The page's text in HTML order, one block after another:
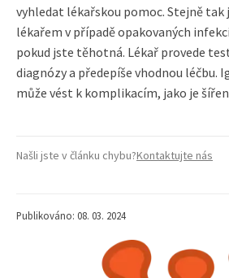
vyhledat lékařskou pomoc. Stejně
lékařem v případě opakovaných
pokud jste těhotná. Lékař provede
diagnózy a předepíše vhodnou léčbu.
může vést k komplikacím, jako je
Našli jste v článku chybu?Kontaktujte nás
Publikováno: 08. 03. 2024